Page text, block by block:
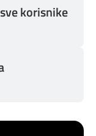
korisnike